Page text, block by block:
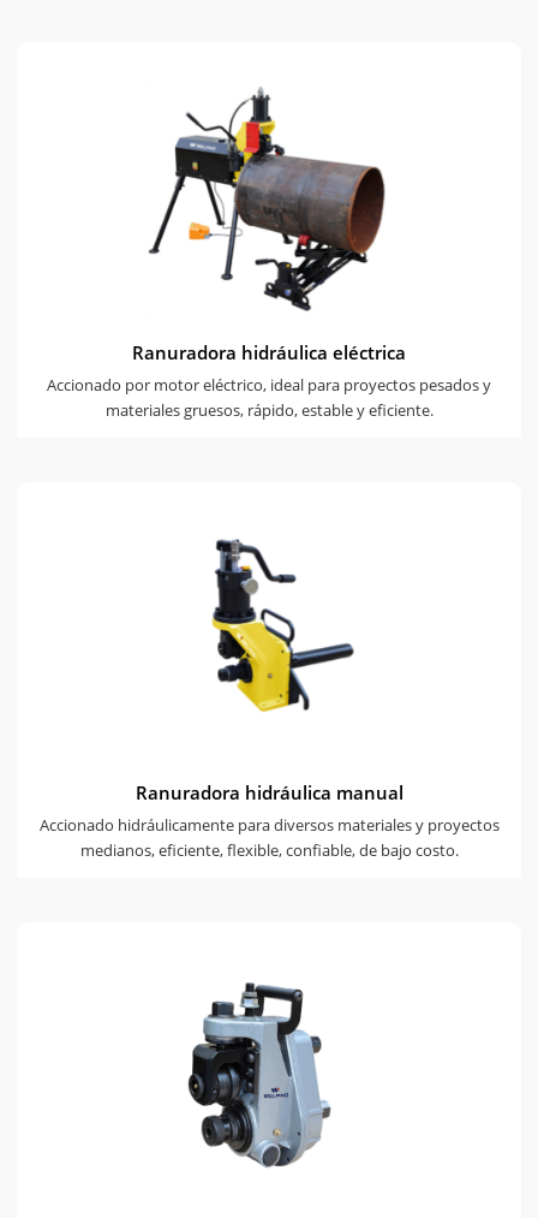
Ranuradora hidráulica eléctrica
Accionado por motor eléctrico, ideal para proyectos pesados y
materiales gruesos, rápido, estable y eficiente.
Ranuradora hidráulica manual
Accionado hidráulicamente para diversos materiales y proyectos
medianos, eficiente, flexible, confiable, de bajo costo.